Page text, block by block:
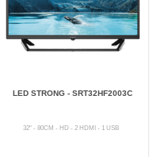
LED STRONG - SRT32HF2003C
32" - 80CM - HD - 2 HDMI - 1 USB